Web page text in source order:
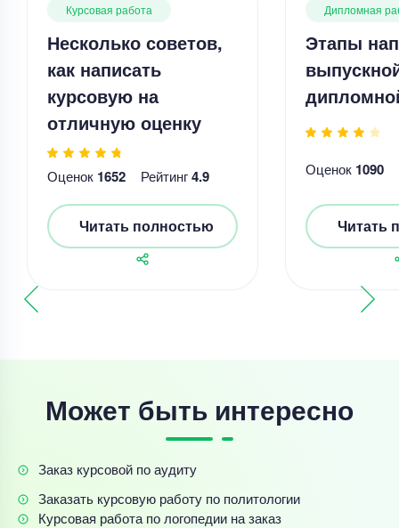
Курсовая работа
Несколько советов,
как написать
курсовую на
отличную оценку
Оценок 1652 Рейтинг4.9
Читать полностью
Дипломная
Этапы
Оценок 1090
Читать
Может быть интересно
Заказ курсовой по аудиту
Заказать курсовую работу по политологии
Курсовая работа по логопедии на заказ